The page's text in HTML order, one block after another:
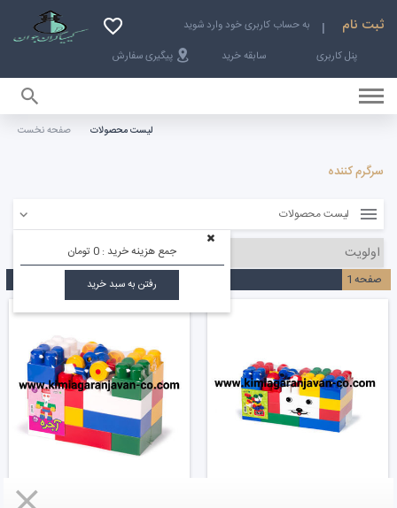
ثبت نام
به حساب کاربری خود وارد شوید
پنل کاربری
سابقه خرید پیگیری سفارش
جمع هزینه خرید :
رفتن به سبد خرید
صفحه نخست صفحه نخست لیست محصولات
سرگرم کننده
لیست محصولات
صفحه 1